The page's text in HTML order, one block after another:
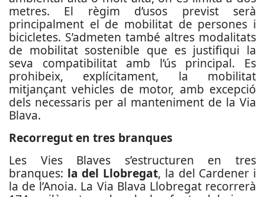
metres. El règim d’usos previst serà
principalment el de mobilitat de persones i
bicicletes. S’admeten també altres modalitats
de mobilitat sostenible que es justifiqui la
seva compatibilitat amb l’ús principal. Es
prohibeix, explícitament, la mobilitat
mitjançant vehicles de motor, amb excepció
dels necessaris per al manteniment de la Via
Blava.
Recorregut en tres branques
Les Vies Blaves s’estructuren en tres
branques: la del Llobregat, la del Cardener i
la de l’Anoia. La Via Blava Llobregat recorrerà